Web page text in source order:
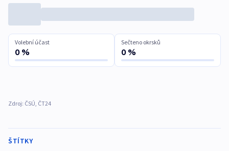
Volební účast
0 %
Sečteno okrsků
0 %
Zdroj: ČSÚ, ČT24
ŠTÍTKY